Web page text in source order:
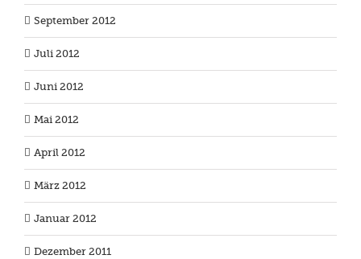
September 2012
Juli 2012
Juni 2012
Mai 2012
April 2012
März 2012
Januar 2012
Dezember 2011